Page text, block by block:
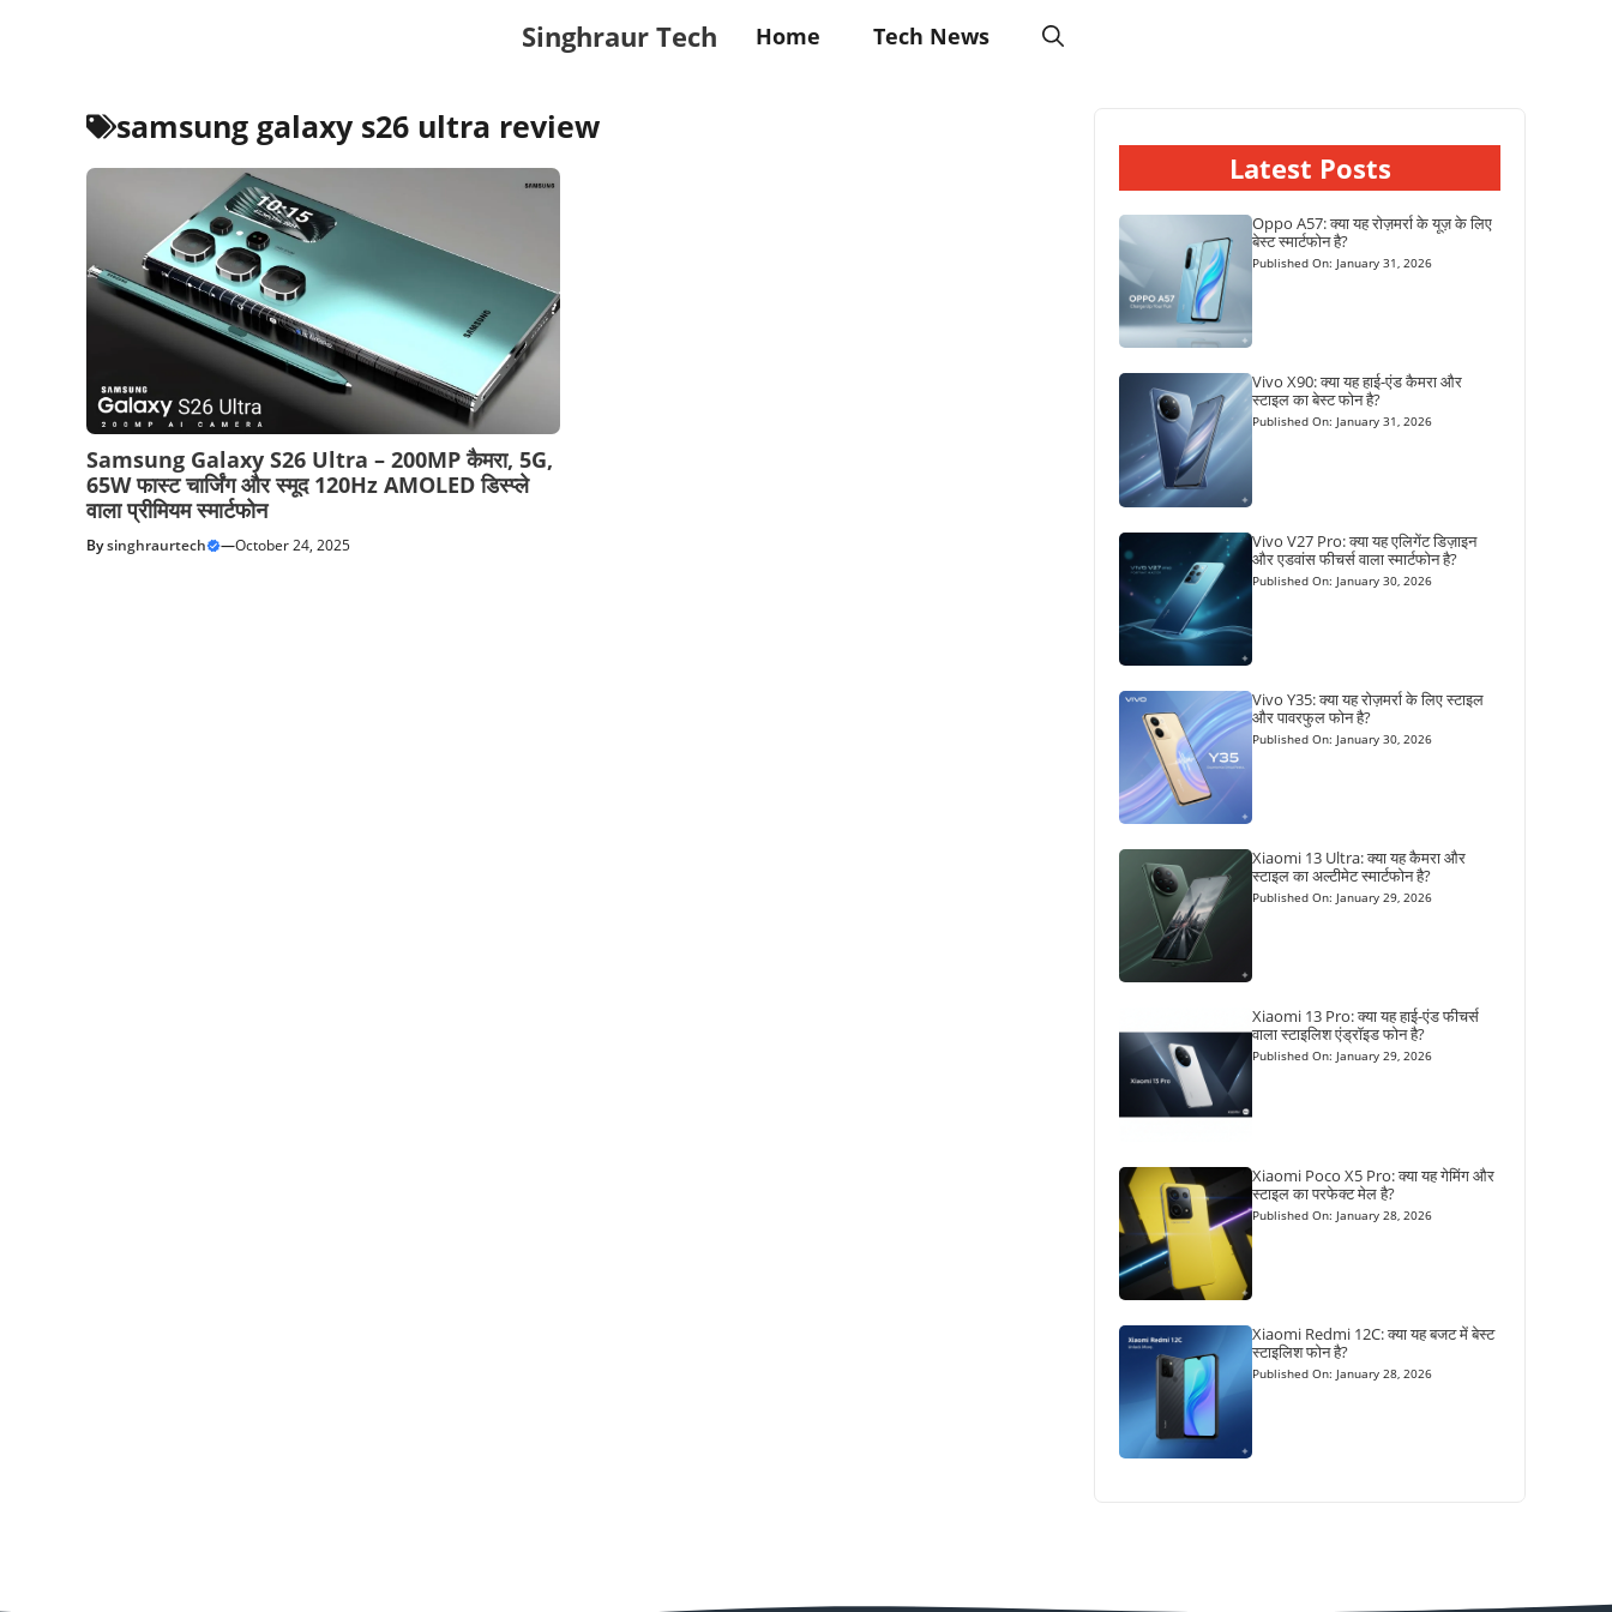
Singhraur Tech Home Tech News
samsung galaxy s26 ultra review
Samsung Galaxy S26 Ultra – 200MP कैमरा, 5G,
65W फास्ट चार्जिंग और स्मूद 120Hz AMOLED डिस्प्ले
वाला प्रीमियम स्मार्टफोन
Bysinghraurtech —October 24, 2025
Latest Posts
Oppo A57: क्या यह रोज़मर्रा के यूज़ के लिए
बेस्ट स्मार्टफोन है?
Published On: January 31, 2026
Vivo X90: क्या यह हाई-एंड कैमरा और
स्टाइल का बेस्ट फोन है?
Published On: January 31, 2026
Vivo V27 Pro: क्या यह एलिगेंट डिज़ाइन
और एडवांस फीचर्स वाला स्मार्टफोन है?
Published On: January 30, 2026
Vivo Y35: क्या यह रोज़मर्रा के लिए स्टाइल
और पावरफुल फोन है?
Published On: January 30, 2026
Xiaomi 13 Ultra: क्या यह कैमरा और
स्टाइल का अल्टीमेट स्मार्टफोन है?
Published On: January 29, 2026
Xiaomi 13 Pro: क्या यह हाई-एंड फीचर्स
वाला स्टाइलिश एंड्रॉइड फोन है?
Published On: January 29, 2026
Xiaomi Poco X5 Pro: क्या यह गेमिंग और
स्टाइल का परफेक्ट मेल है?
Published On: January 28, 2026
Xiaomi Redmi 12C: क्या यह बजट में बेस्ट
स्टाइलिश फोन है?
Published On: January 28, 2026